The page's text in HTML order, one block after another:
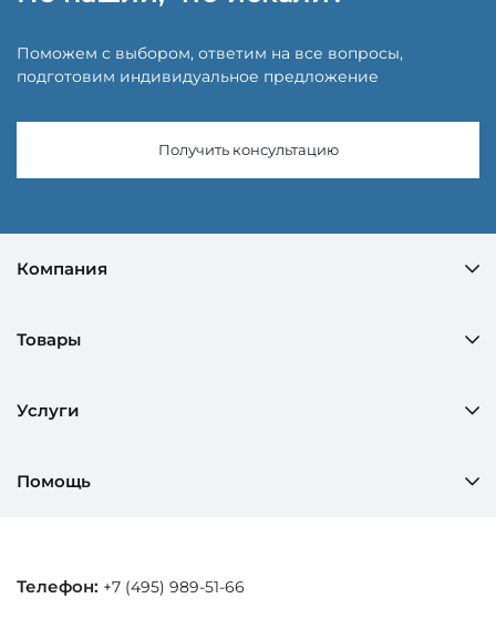
Поможем с выбором, ответим на все вопросы,
подготовим индивидуальное предложение
Получить консультацию
Компания
Товары
Услуги
Помощь
Телефон: +7 (495) 989-51-66